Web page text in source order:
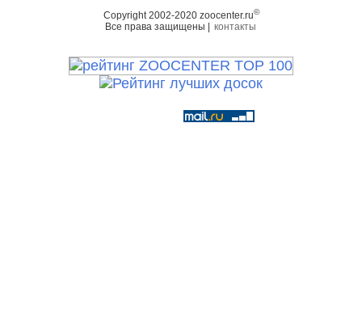
Copyright 2002-2020 zoocenter.ru©
Все права защищены | контакты